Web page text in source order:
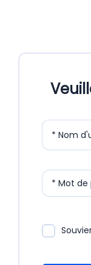
* Nom
* Mot de